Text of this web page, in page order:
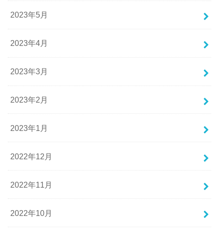
2023年5月
2023年4月
2023年3月
2023年2月
2023年1月
2022年12月
2022年11月
2022年10月